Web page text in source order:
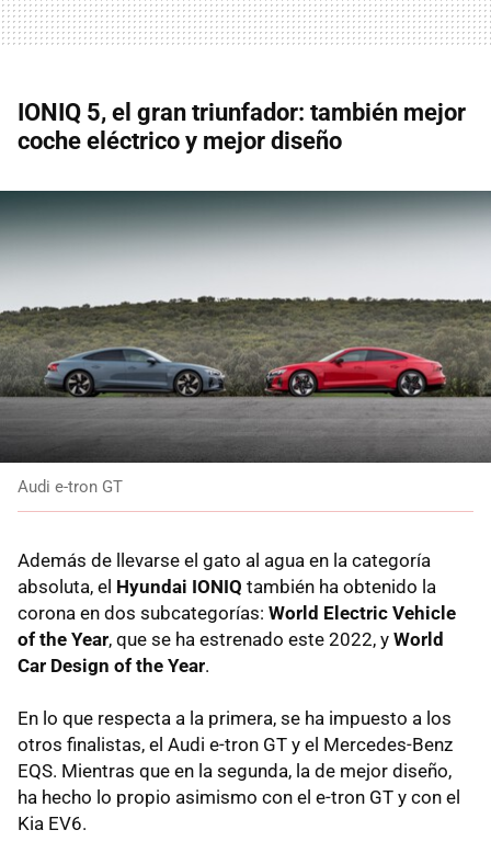
IONIQ 5, el gran triunfador: también mejor
coche eléctrico y mejor diseño
Audi e-tron GT
Además de llevarse el gato al agua en la categoría
absoluta, el Hyundai IONIQ también ha obtenido la
corona en dos subcategorías: World Electric Vehicle
of the Year, que se ha estrenado este 2022, y World
Car Design of the Year.
En lo que respecta a la primera, se ha impuesto a los
otros finalistas, el Audi e-tron GT y el Mercedes-Benz
EQS. Mientras que en la segunda, la de mejor diseño,
ha hecho lo propio asimismo con el e-tron GT y con el
Kia EV6.